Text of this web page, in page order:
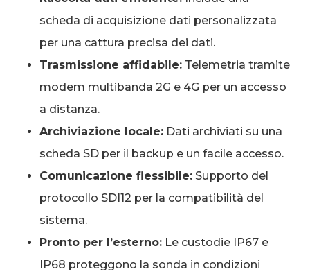
scheda di acquisizione dati personalizzata
per una cattura precisa dei dati.
Trasmissione affidabile:Telemetria tramite
modem multibanda 2G e 4G per un accesso
a distanza.
Archiviazione locale:Dati archiviati su una
scheda SD per il backup e un facile accesso.
Comunicazione flessibile:Supporto del
protocollo SDI12 per la compatibilità del
sistema.
Pronto per l’esterno:Le custodie IP67 e
IP68 proteggono la sonda in condizioni